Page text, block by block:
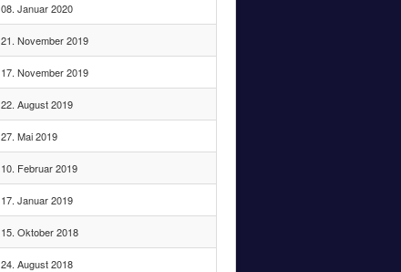
08. Januar 2020
21. November 2019
17. November 2019
22. August 2019
27. Mai 2019
10. Februar 2019
17. Januar 2019
15. Oktober 2018
24. August 2018